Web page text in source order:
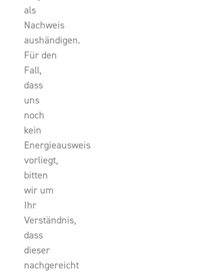
als
Nachweis
aushändigen.
Für den
Fall,
dass
uns
noch
kein
Energieausweis
vorliegt,
bitten
wir um
Ihr
Verständnis,
dass
dieser
nachgereicht